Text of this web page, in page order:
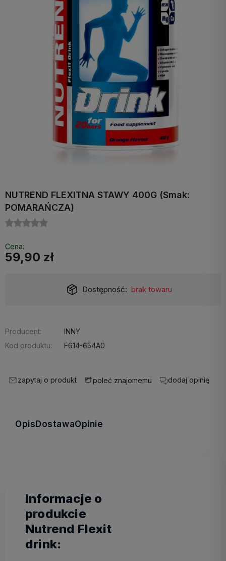
NUTREND FLEXITNA STAWY 400G (Smak:
POMARAŃCZA)
Cena:
59,90 zł
Dostępność: brak towaru
Producent:
INNY
Kod produktu:
F614-654A0
zapytaj o produkt poleć znajomemu dodaj opinię
Opis DostawaOpinie
Informacje o
produkcie
Nutrend Flexit
drink: